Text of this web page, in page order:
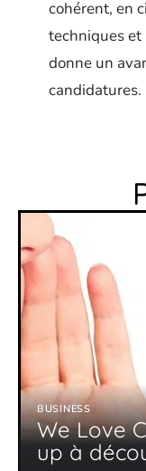
cohérent, en
techniques
donne un
candidatures.
BUSINESS
We Love
up à